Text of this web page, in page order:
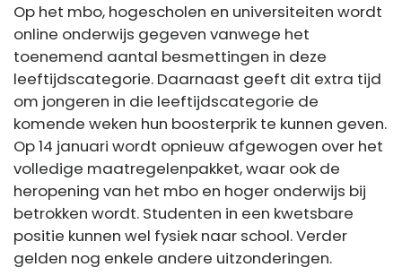
Op het mbo, hogescholen en universiteiten wordt
online onderwijs gegeven vanwege het
toenemend aantal besmettingen in deze
leeftijdscategorie. Daarnaast geeft dit extra tijd
om jongeren in die leeftijdscategorie de
komende weken hun boosterprik te kunnen geven.
Op 14 januari wordt opnieuw afgewogen over het
volledige maatregelenpakket, waar ook de
heropening van het mbo en hoger onderwijs bij
betrokken wordt. Studenten in een kwetsbare
positie kunnen wel fysiek naar school. Verder
gelden nog enkele andere uitzonderingen.